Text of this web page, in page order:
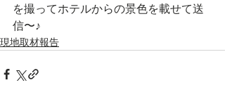
を撮ってホテルからの景色を載せて送
信〜♪
現地取材報告